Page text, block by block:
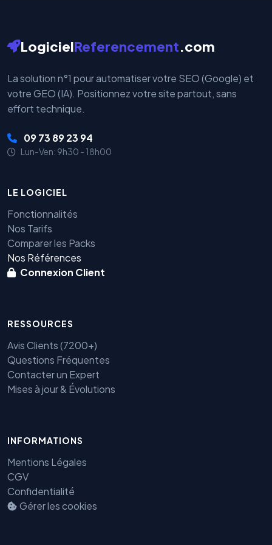
LogicielReferencement.com
La solution n°1 pour automatiser votre SEO (Google) et
votre GEO (IA). Positionnez votre site partout, sans
effort technique.
09 73 89 23 94
Lun-Ven: 9h30 - 18h00
LE LOGICIEL
Fonctionnalités
Nos Tarifs
Comparer les Packs
Nos Références
Connexion Client
RESSOURCES
Avis Clients (7200+)
Questions Fréquentes
Contacter un Expert
Mises à jour & Évolutions
INFORMATIONS
Mentions Légales
CGV
Confidentialité
Gérer les cookies